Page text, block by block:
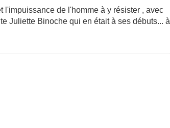
l'impuissance de l'homme à y résister , avec
Juliette Binoche qui en était à ses débuts... à